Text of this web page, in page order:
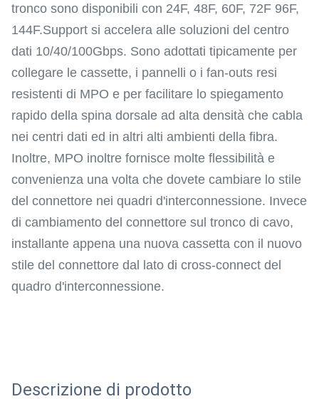
tronco sono disponibili con 24F, 48F, 60F, 72F 96F,
144F.Support si accelera alle soluzioni del centro
dati 10/40/100Gbps. Sono adottati tipicamente per
collegare le cassette, i pannelli o i fan-outs resi
resistenti di MPO e per facilitare lo spiegamento
rapido della spina dorsale ad alta densità che cabla
nei centri dati ed in altri alti ambienti della fibra.
Inoltre, MPO inoltre fornisce molte flessibilità e
convenienza una volta che dovete cambiare lo stile
del connettore nei quadri d'interconnessione. Invece
di cambiamento del connettore sul tronco di cavo,
installante appena una nuova cassetta con il nuovo
stile del connettore dal lato di cross-connect del
quadro d'interconnessione.
Descrizione di prodotto